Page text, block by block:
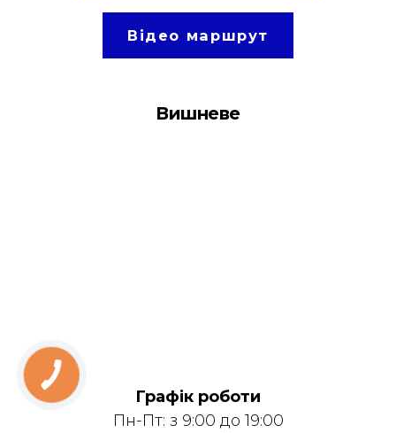
Відео маршрут
Вишневе
Графік роботи
Пн-Пт: з 9:00 до 19:00